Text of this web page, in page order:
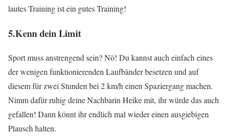
lautes Training ist ein gutes Training!
5.Kenn dein Limit
Sport muss anstrengend sein? Nö! Du kannst auch einfach eines
der wenigen funktionierenden Laufbänder besetzen und auf
diesem für zwei Stunden bei 2 km/h einen Spaziergang machen.
Nimm dafür ruhig deine Nachbarin Heike mit, ihr würde das auch
gefallen! Dann könnt ihr endlich mal wieder einen ausgiebigen
Plausch halten.